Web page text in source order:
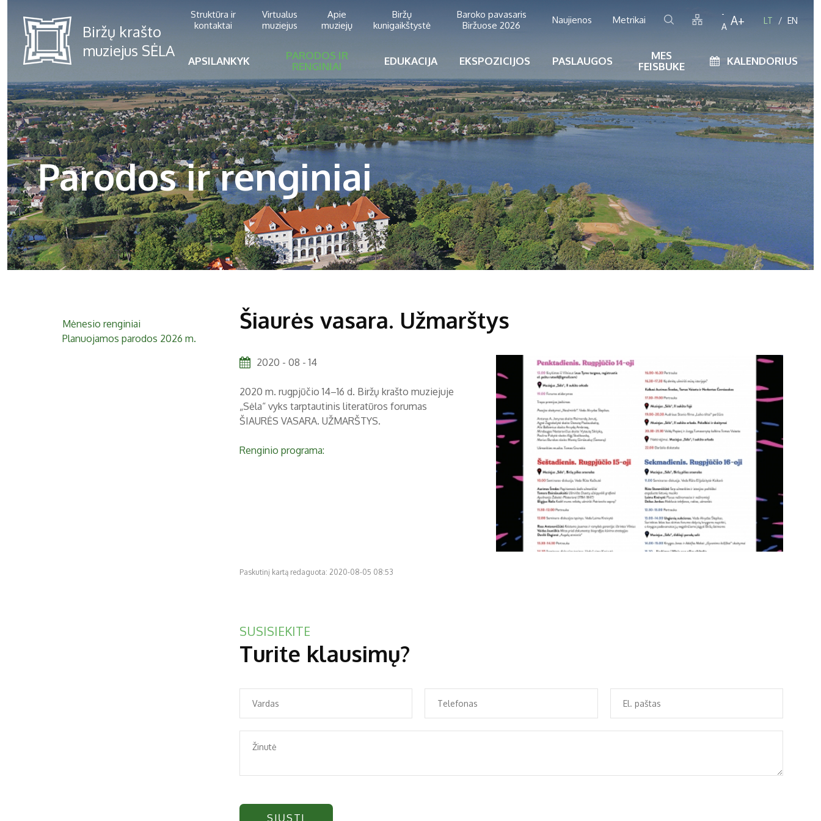
Struktūra ir
kontaktai
Virtualus
muziejus
Apie
muziejų
Biržų
kunigaikštystė
Baroko pavasaris
Biržuose 2026
Naujienos Metrikai
-
A A+ LT EN
APSILANKYK
PARODOS IR
RENGINIAI
EDUKACIJA EKSPOZICIJOS PASLAUGOS
MES
FEISBUKE
KALENDORIUS
Parodos ir renginiai
Mėnesio renginiai
Planuojamos parodos 2026 m.
Šiaurės vasara. Užmarštys
2020 - 08 - 14
2020 m. rugpjūčio 14–16 d. Biržų krašto muziejuje
„Sėla“ vyks tarptautinis literatūros forumas
ŠIAURĖS VASARA. UŽMARŠTYS.
Renginio programa:
Paskutinį kartą redaguota: 2020-08-05 08:53
SUSISIEKITE
Turite klausimų?
SIŲSTI